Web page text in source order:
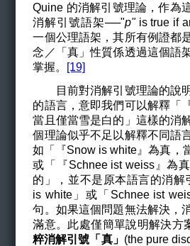
Quine 的消解引號理論，作為
消解引號語架──"p"is true if
一個公理語架，其所有例證都
念／「真」性質係透過這個語
掌握。 [19]
目前對消解引號理論的說
的語言，意即我們可以解釋 「
當且僅當雪是白的」這樣的消
個理論似乎不足以解釋不同語
如「『Snow is white』為真，
或「『Schnee ist weiss』為
的」，並不是原本語言的消解
is white」或「Schnee ist
句。如果這個問題無法解決，
滿意。此處僅簡單說明解決方
粹消解引號「真」 (the pure